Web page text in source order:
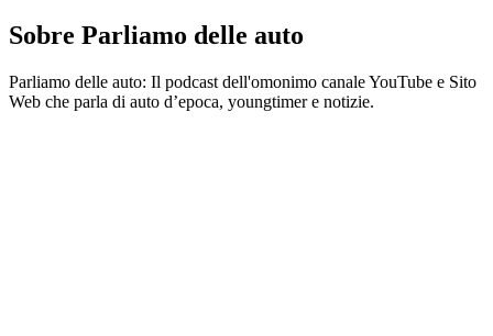
Sobre Parliamo delle auto
Parliamo delle auto: Il podcast dell'omonimo canale YouTube e Sito
Web che parla di auto d’epoca, youngtimer e notizie.